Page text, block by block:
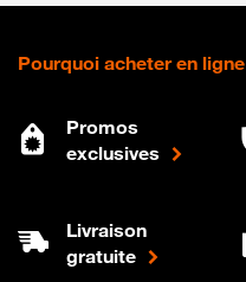
Pourquoi acheter en ligne
Promos
exclusives
Livraison
gratuite